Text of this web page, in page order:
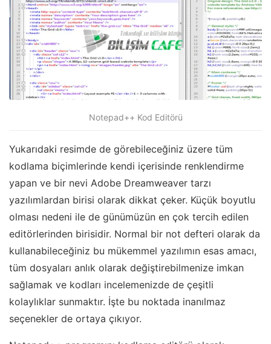
Notepad++ Kod Editörü
Yukarıdaki resimde de görebileceğiniz üzere tüm
kodlama biçimlerinde kendi içerisinde renklendirme
yapan ve bir nevi Adobe Dreamweaver tarzı
yazılımlardan birisi olarak dikkat çeker. Küçük boyutlu
olması nedeni ile de günümüzün en çok tercih edilen
editörlerinden birisidir. Normal bir not defteri olarak da
kullanabileceğiniz bu mükemmel yazılımın esas amacı,
tüm dosyaları anlık olarak değiştirebilmenize imkan
sağlamak ve kodları incelemenizde de çeşitli
kolaylıklar sunmaktır. İşte bu noktada inanılmaz
seçenekler de ortaya çıkıyor.